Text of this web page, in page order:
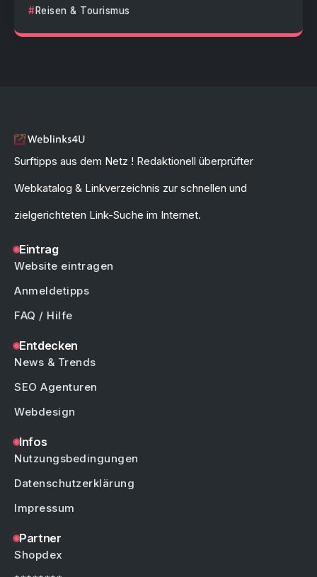
Reisen & Tourismus
Surftipps aus dem Netz ! Redaktionell überprüfter
Webkatalog & Linkverzeichnis zur schnellen und
zielgerichteten Link-Suche im Internet.
Eintrag
Website eintragen
Anmeldetipps
FAQ / Hilfe
Entdecken
News & Trends
SEO Agenturen
Webdesign
Infos
Nutzungsbedingungen
Datenschutzerklärung
Impressum
Partner
Shopdex